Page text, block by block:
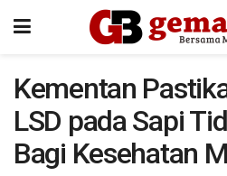
Kementan
LSD pada Sapi
Bagi Kesehatan